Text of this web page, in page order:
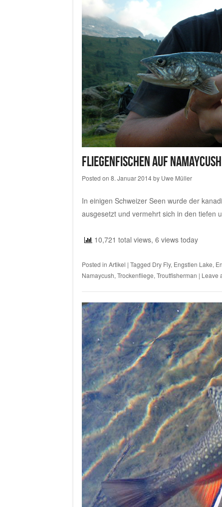
Fliegenfischen auf Namaycush
Posted on 8. Januar 2014by Uwe Müller
In einigen Schweizer Seen wurde der
ausgesetzt und vermehrt sich in den tiefen
10,721 total views, 6 views today
Posted in Artikel | Tagged Dry Fly, Engstlen Lake,
Namaycush,Trockenfliege,Troutfisherman | Leave